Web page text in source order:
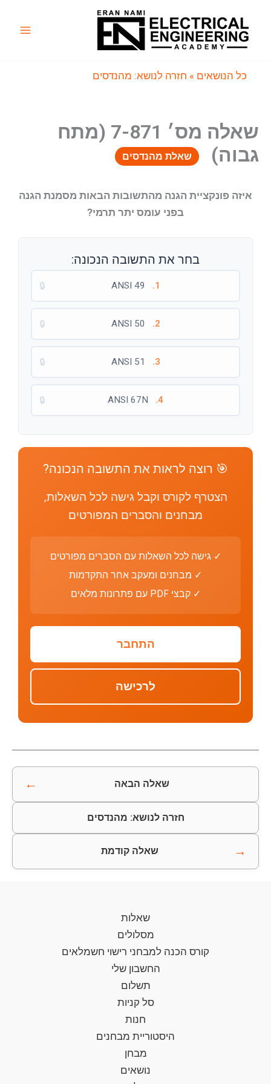
כל הנושאים » חזרה לנושא: מהנדסים
שאלה מס׳ 7-871 (מתח
גבוה)
שאלת מהנדסים
איזה פונקציית הגנה מהתשובות הבאות מסמנת הגנה
בפני עומס יתר תרמי?
בחר את התשובה הנכונה:
1.
🔒
2.
🔒
3.
🔒
4.
🔒
🎯 רוצה לראות את התשובה הנכונה?
הצטרף לקורס וקבל גישה לכל השאלות,
מבחנים והסברים המפורטים
✓ גישה לכל השאלות עם הסברים מפורטים
✓ מבחנים ומעקב אחר התקדמות
✓ קבצי PDF עם פתרונות מלאים
התחבר
לרכישה
שאלה הבאה ←
חזרה לנושא: מהנדסים
→ שאלה קודמת
שאלות
מסלולים
קורס הכנה למבחני רישוי חשמלאים
החשבון שלי
תשלום
סל קניות
חנות
היסטוריית מבחנים
מבחן
נושאים